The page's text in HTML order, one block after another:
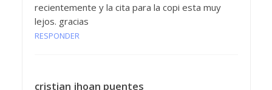
recientemente y la cita para la copi esta muy
lejos. gracias
RESPONDER
cristian jhoan puentes